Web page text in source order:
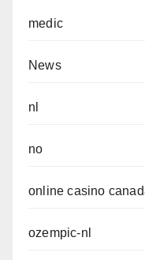
medic
News
nl
no
online casino
ozempic-nl